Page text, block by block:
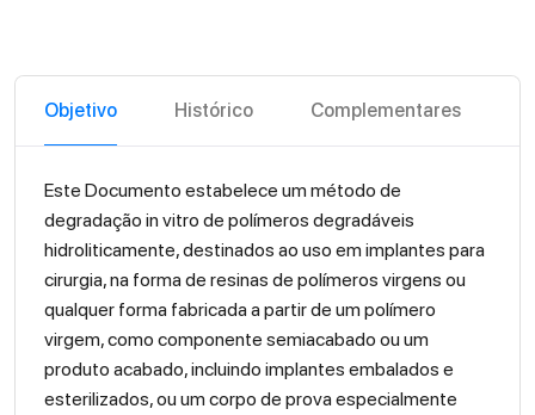
Objetivo Histórico Complementares
Este Documento estabelece um método de
degradação in vitro de polímeros degradáveis
hidroliticamente, destinados ao uso em implantes para
cirurgia, na forma de resinas de polímeros virgens ou
qualquer forma fabricada a partir de um polímero
virgem, como componente semiacabado ou um
produto acabado, incluindo implantes embalados e
esterilizados, ou um corpo de prova especialmente